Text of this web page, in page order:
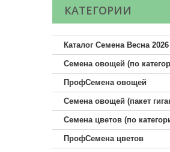
КАТЕГОРИИ
Каталог Семена Весна 2026
Семена овощей (по
ПрофСемена овощей
Семена овощей (пакет
Семена цветов (по
ПрофСемена цветов